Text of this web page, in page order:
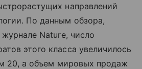
направлений
По данным обзора,
журнале Nature, число
этого класса увеличилось
20, а объем мировых продаж